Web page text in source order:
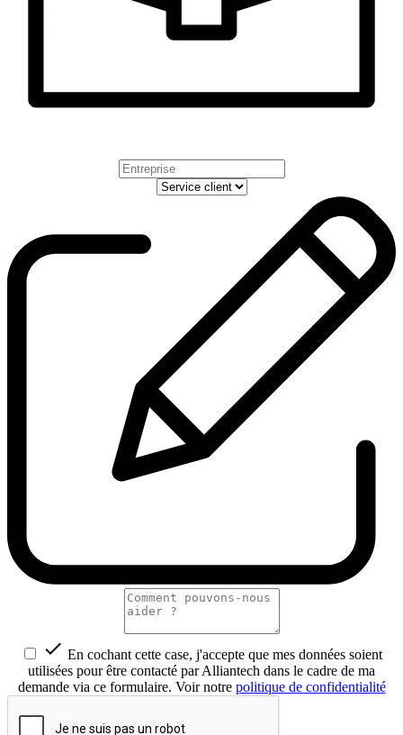
 En cochant cette case, j'accepte que mes données soient
utilisées pour être contacté par Alliantech dans le cadre de ma
demande via ce formulaire. Voir notre politique de confidentialité